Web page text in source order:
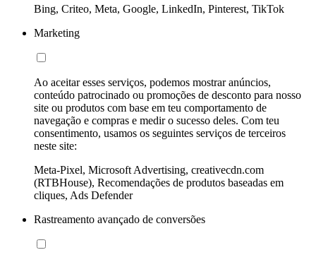
Bing, Criteo, Meta, Google, LinkedIn, Pinterest, TikTok
Marketing
Ao aceitar esses serviços, podemos mostrar anúncios,
conteúdo patrocinado ou promoções de desconto para nosso
site ou produtos com base em teu comportamento de
navegação e compras e medir o sucesso deles. Com teu
consentimento, usamos os seguintes serviços de terceiros
neste site:
Meta-Pixel, Microsoft Advertising, creativecdn.com
(RTBHouse), Recomendações de produtos baseadas em
cliques, Ads Defender
Rastreamento avançado de conversões